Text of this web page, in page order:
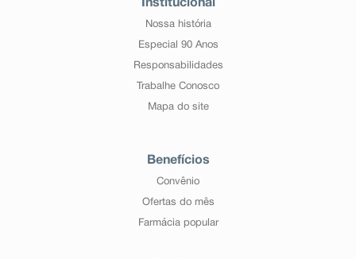
Institucional
Nossa história
Especial 90 Anos
Responsabilidades
Trabalhe Conosco
Mapa do site
Benefícios
Convênio
Ofertas do mês
Farmácia popular